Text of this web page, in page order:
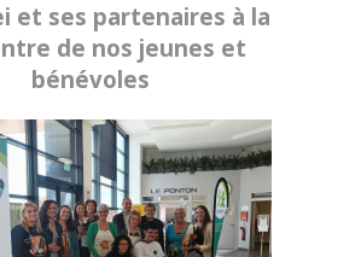
et ses partenaires à la
de nos jeunes et
bénévoles